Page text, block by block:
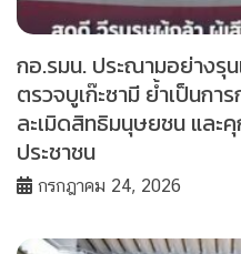
กอ.รมน. ประณามอย่างรุ
ตรวจบูเก๊ะซามี ย้ำเป็นกา
ละเมิดสิทธิมนุษยชน แล
ประชาชน
กรกฎาคม 24, 2026